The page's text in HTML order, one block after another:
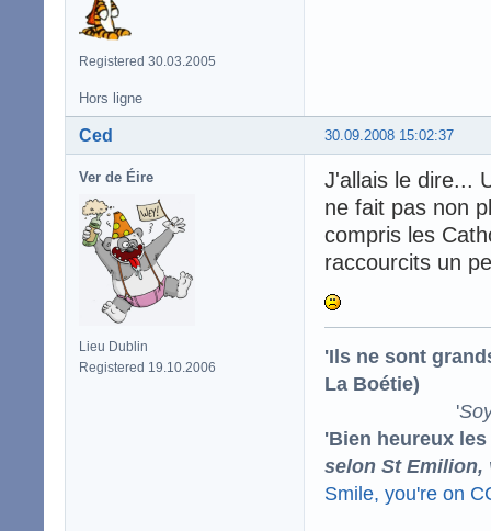
Registered 30.03.2005
Hors ligne
30.09.2008 15:02:37
Ced
Ver de Éire
Lieu Dublin
Registered 19.10.2006
J'allais le dire...
ne fait pas non
compris les
raccourcits un
'Ils ne sont
La Boétie)
'
'Bien heureux
selon St Emilion,
Smile, you're on